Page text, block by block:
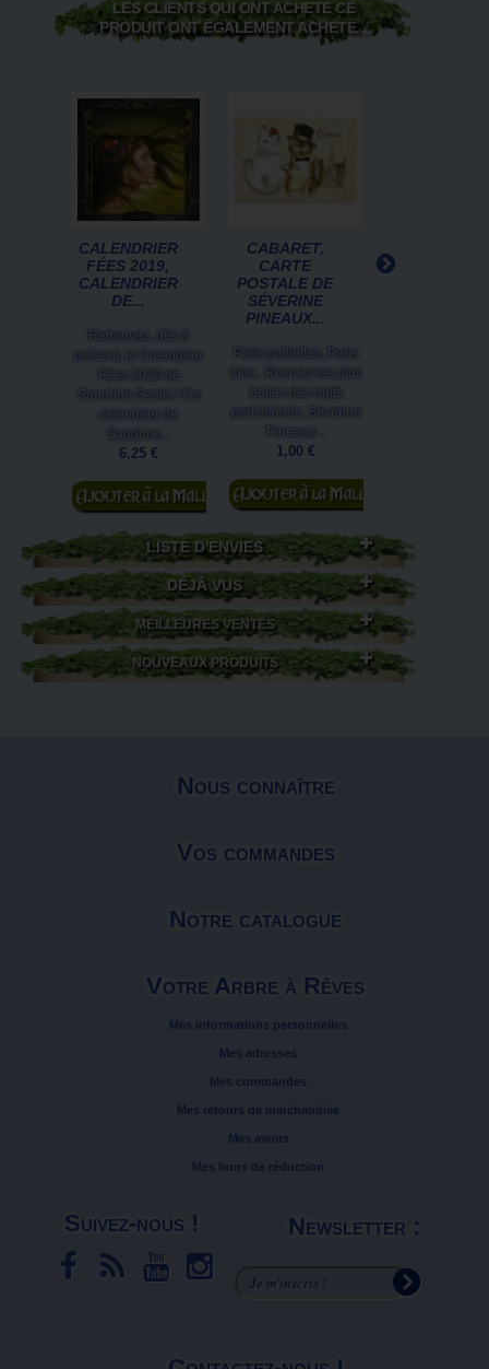
LES CLIENTS QUI ONT ACHETÉ CE
PRODUIT ONT ÉGALEMENT ACHETÉ...
CALENDRIER
FÉES 2019,
CALENDRIER
DE...
Retrouvez, dès à
présent, le Calendrier
Fées 2020 de
Sandrine Gestin ! Ce
calendrier de
Sandrine...
6,25 €
Ajouter au
panier
CABARET,
CARTE
POSTALE DE
SÉVERINE
PINEAUX...
Paris paillettes, Paris
folie...Revivez les plus
belles des nuits
parisiennes. Séverine
Pineaux...
1,00 €
Ajouter au
panier
LISTE D'ENVIES
DÉJÀ VUS
MEILLEURES VENTES
NOUVEAUX PRODUITS
Nous connaître
Vos commandes
Notre catalogue
Votre Arbre à Rêves
Mes informations personnelles
Mes adresses
Mes commandes
Mes retours de marchandise
Mes avoirs
Mes bons de réduction
Suivez-nous ! Newsletter :